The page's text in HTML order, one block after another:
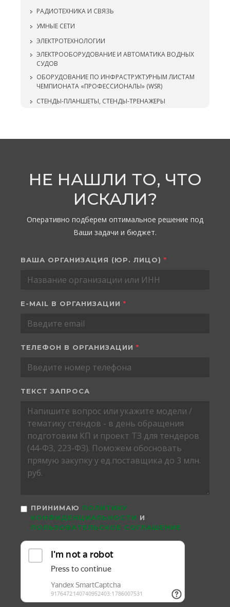
РАДИОТЕХНИКА И СВЯЗЬ
УМНЫЕ СЕТИ
ЭЛЕКТРОТЕХНОЛОГИИ
ЭЛЕКТРООБОРУДОВАНИЕ И АВТОМАТИКА ВОДНЫХ
СУДОВ
ОБОРУДОВАНИЕ ПО ИНФРАСТРУКТУРНЫМ ЛИСТАМ
ЧЕМПИОНАТА «ПРОФЕССИОНАЛЫ» (WSR)
СТЕНДЫ-ПЛАНШЕТЫ, СТЕНДЫ-ТРЕНАЖЕРЫ
НЕ НАШЛИ ТО, ЧТО
ИСКАЛИ?
Оперативно подберем оптимальное решение под
Ваши задачи и бюджет.
ВАША ОРГАНИЗАЦИЯ (ЮР. ЛИЦО) *
E-MAIL В ОРГАНИЗАЦИИ *
ТЕЛЕФОН В ОРГАНИЗАЦИИ *
ТЕКСТ ЗАПРОСА
ПРИНИМАЮ ПОЛИТИКУ
КОНФИДЕНЦИАЛЬНОСТИ И
ПОЛЬЗОВАТЕЛЬСКОЕ СОГЛАШЕНИЕ